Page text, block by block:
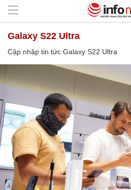
Galaxy S22 Ultra
Cập nhập tin tức Galaxy S22 Ultra